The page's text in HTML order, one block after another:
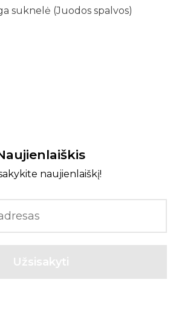
suknelė (Juodos spalvos)
naujienlaiškį!